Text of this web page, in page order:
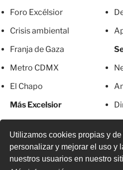
Utilizamos cookies propias y de
personalizar y mejorar el uso y
nuestros usuarios en nuestro
Foro Excélsior
Crisis ambiental
Franja de Gaza
Metro CDMX
El Chapo
Más Excelsior
© 2026 Todos los derechos
o parcial, incluyendo